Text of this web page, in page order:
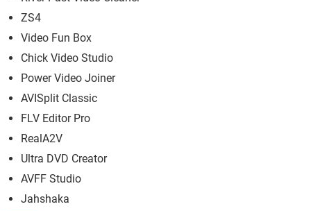
ZS4
Video Fun Box
Chick Video Studio
Power Video Joiner
AVISplit Classic
FLV Editor Pro
RealA2V
Ultra DVD Creator
AVFF Studio
Jahshaka